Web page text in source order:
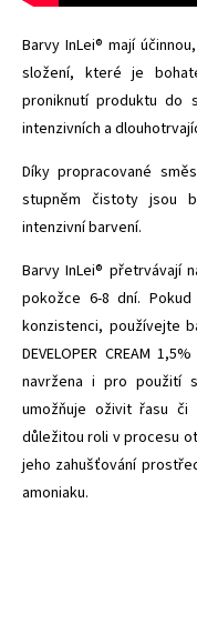
Barvy InLei® mají
složení, které je
proniknutí produktu do
intenzivních a
Díky propracované
stupněm čistoty jsou
intenzivní barvení.
Barvy InLei® přetrvávají
pokožce 6-8 dní.
konzistenci, používejte
DEVELOPER CREAM
navržena i pro použití
umožňuje oživit řasu či
důležitou roli v procesu
jeho zahušťování
amoniaku.